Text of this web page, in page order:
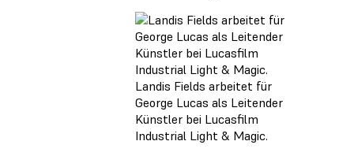
Landis Fields arbeitet für
George Lucas als Leitender
Künstler bei Lucasfilm
Industrial Light & Magic.